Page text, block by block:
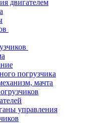
двигателем
погрузчика
мачта
управления